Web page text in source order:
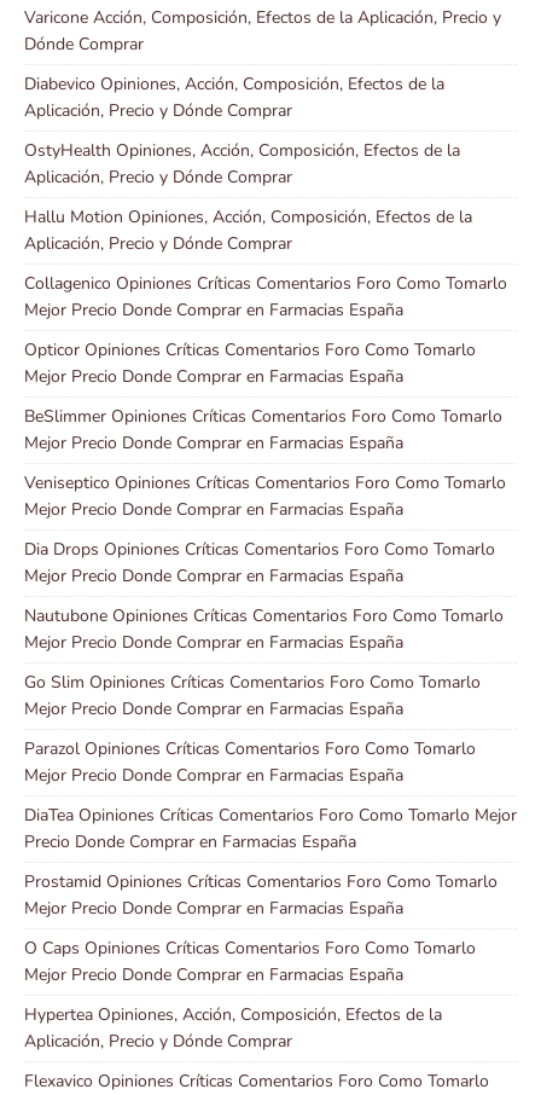
Varicone Acción, Composición, Efectos de la Aplicación, Precio y
Dónde Comprar
Diabevico Opiniones, Acción, Composición, Efectos de la
Aplicación, Precio y Dónde Comprar
OstyHealth Opiniones, Acción, Composición, Efectos de la
Aplicación, Precio y Dónde Comprar
Hallu Motion Opiniones, Acción, Composición, Efectos de la
Aplicación, Precio y Dónde Comprar
Collagenico Opiniones Críticas Comentarios Foro Como Tomarlo
Mejor Precio Donde Comprar en Farmacias España
Opticor Opiniones Críticas Comentarios Foro Como Tomarlo
Mejor Precio Donde Comprar en Farmacias España
BeSlimmer Opiniones Críticas Comentarios Foro Como Tomarlo
Mejor Precio Donde Comprar en Farmacias España
Veniseptico Opiniones Críticas Comentarios Foro Como Tomarlo
Mejor Precio Donde Comprar en Farmacias España
Dia Drops Opiniones Críticas Comentarios Foro Como Tomarlo
Mejor Precio Donde Comprar en Farmacias España
Nautubone Opiniones Críticas Comentarios Foro Como Tomarlo
Mejor Precio Donde Comprar en Farmacias España
Go Slim Opiniones Críticas Comentarios Foro Como Tomarlo
Mejor Precio Donde Comprar en Farmacias España
Parazol Opiniones Críticas Comentarios Foro Como Tomarlo
Mejor Precio Donde Comprar en Farmacias España
DiaTea Opiniones Críticas Comentarios Foro Como Tomarlo Mejor
Precio Donde Comprar en Farmacias España
Prostamid Opiniones Críticas Comentarios Foro Como Tomarlo
Mejor Precio Donde Comprar en Farmacias España
O Caps Opiniones Críticas Comentarios Foro Como Tomarlo
Mejor Precio Donde Comprar en Farmacias España
Hypertea Opiniones, Acción, Composición, Efectos de la
Aplicación, Precio y Dónde Comprar
Flexavico Opiniones Críticas Comentarios Foro Como Tomarlo